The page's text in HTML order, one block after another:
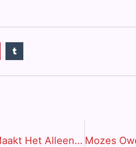
Henk Hamer (62) Arnhem: “Onze Hulp Maakt Het Alleen Maar Erger”